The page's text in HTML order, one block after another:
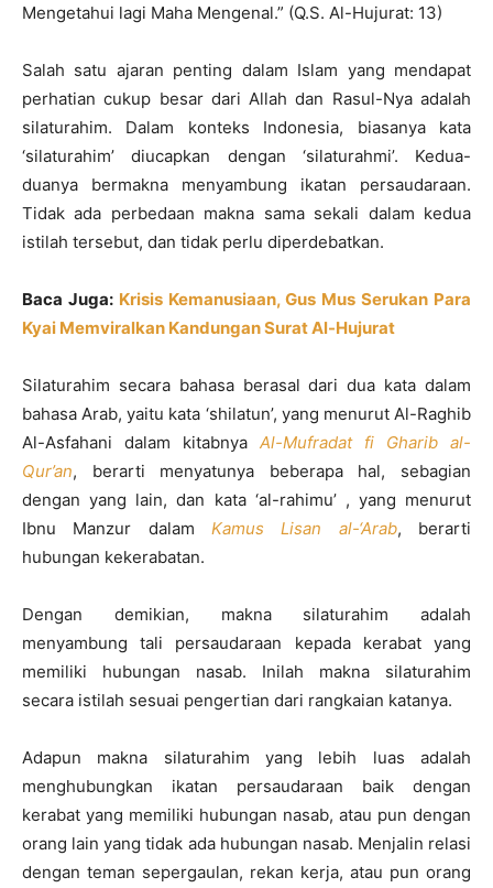
Mengetahui lagi Maha Mengenal.” ‎‎(Q.S. Al-Hujurat: 13)‎
Salah satu ajaran penting dalam Islam yang mendapat
perhatian cukup ‎besar dari Allah dan Rasul-Nya adalah
silaturahim. Dalam konteks Indonesia, ‎biasanya kata
‘silaturahim’ diucapkan dengan ‘silaturahmi’. Kedua-
duanya ‎bermakna menyambung ikatan persaudaraan.
Tidak ada perbedaan makna ‎sama sekali dalam kedua
istilah tersebut, dan tidak perlu diperdebatkan.‎
Baca Juga: Krisis Kemanusiaan, Gus Mus Serukan Para
Kyai Memviralkan Kandungan Surat Al-Hujurat
Silaturahim secara bahasa berasal dari dua kata dalam
bahasa Arab, yaitu ‎kata ‘shilatun’, yang menurut Al-Raghib
Al-Asfahani dalam kitabnya Al-‎Mufradat fi Gharib al-
Qur’an, berarti menyatunya beberapa hal, sebagian
‎dengan yang lain, dan kata ‘al-rahimu’ , yang menurut
Ibnu Manzur dalam ‎ Kamus Lisan al-‘Arab, berarti
hubungan kekerabatan.‎
Dengan demikian, makna silaturahim adalah
menyambung tali ‎persaudaraan kepada kerabat yang
memiliki hubungan nasab. Inilah makna ‎silaturahim
secara istilah sesuai pengertian dari rangkaian katanya. ‎
Adapun makna silaturahim yang lebih luas adalah
menghubungkan ‎ikatan persaudaraan baik dengan
kerabat yang memiliki hubungan nasab, ‎atau pun dengan
orang lain yang tidak ada hubungan nasab. Menjalin relasi
‎dengan teman sepergaulan, rekan kerja, atau pun orang